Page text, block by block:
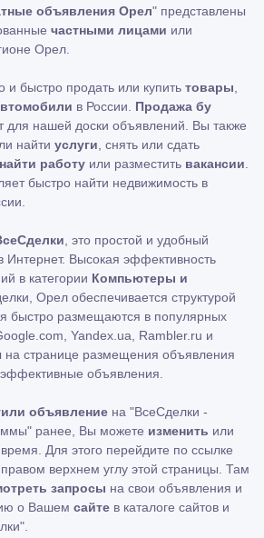
объявления Орел" представлены
частными лицами или
Орел.
и быстро продать или купить товары
в России. Продажа бу
для нашей доски объявлений. Вы также
найти услуги , снять или сдать
найти работу или разместить вакансии
быстро найти недвижимость в
, это простой и удобный
Интернет. Высокая эффективность
в категории Компьютеры и
Орел обеспечивается структурой
быстро размещаются в популярных
Yandex.ua, Rambler.ru и
странице размещения объявления
объявления.
объявление на "ВсеСделки -
ранее, Вы можете изменить или
Для этого перейдите по ссылке
верхнем углу этой страницы. Там
запросы на свои объявления и
о Вашем сайте в каталоге сайтов и